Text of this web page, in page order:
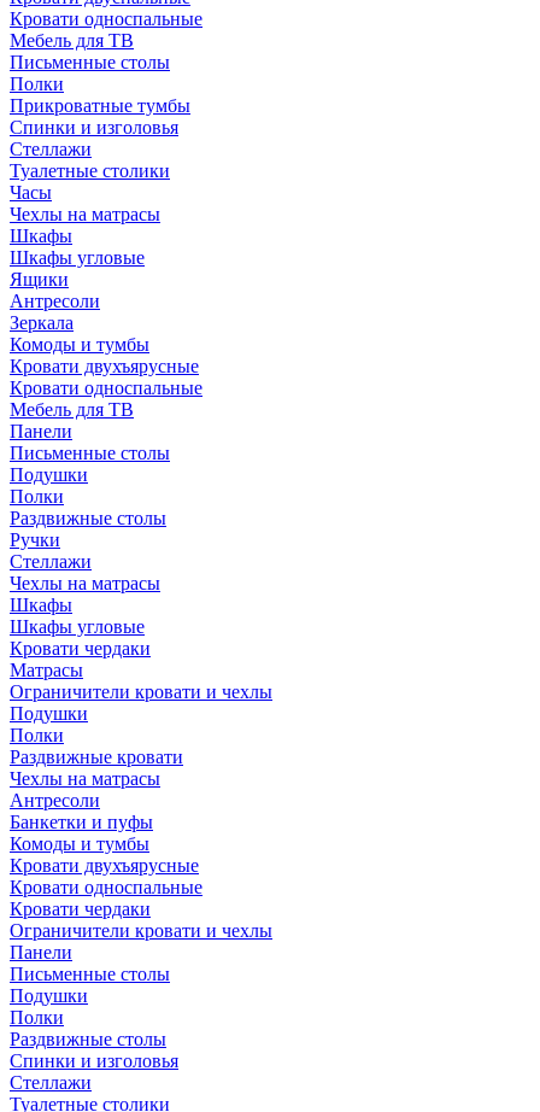
Кровати односпальные
Мебель для ТВ
Письменные столы
Полки
Прикроватные тумбы
Спинки и изголовья
Стеллажи
Туалетные столики
Часы
Чехлы на матрасы
Шкафы
Шкафы угловые
Ящики
Антресоли
Зеркала
Комоды и тумбы
Кровати двухъярусные
Кровати односпальные
Мебель для ТВ
Панели
Письменные столы
Подушки
Полки
Раздвижные столы
Ручки
Стеллажи
Чехлы на матрасы
Шкафы
Шкафы угловые
Кровати чердаки
Матрасы
Ограничители кровати и чехлы
Подушки
Полки
Раздвижные кровати
Чехлы на матрасы
Антресоли
Банкетки и пуфы
Комоды и тумбы
Кровати двухъярусные
Кровати односпальные
Кровати чердаки
Ограничители кровати и чехлы
Панели
Письменные столы
Подушки
Полки
Раздвижные столы
Спинки и изголовья
Стеллажи
Туалетные столики